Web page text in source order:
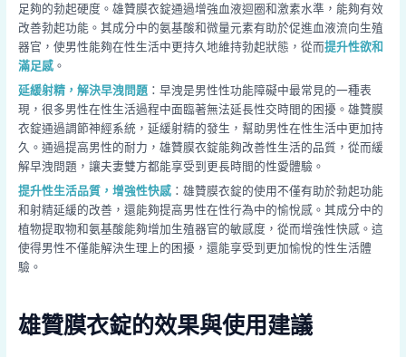
足夠的勃起硬度。雄贊膜衣錠通過增強血液迴圈和激素水準，能夠有效
改善勃起功能。其成分中的氨基酸和微量元素有助於促進血液流向生殖
器官，使男性能夠在性生活中更持久地維持勃起狀態，從而提升性欲和
滿足感。
延緩射精，解決早洩問題：早洩是男性性功能障礙中最常見的一種表
現，很多男性在性生活過程中面臨著無法延長性交時間的困擾。雄贊膜
衣錠通過調節神經系統，延緩射精的發生，幫助男性在性生活中更加持
久。通過提高男性的耐力，雄贊膜衣錠能夠改善性生活的品質，從而緩
解早洩問題，讓夫妻雙方都能享受到更長時間的性愛體驗。
提升性生活品質，增強性快感：雄贊膜衣錠的使用不僅有助於勃起功能
和射精延緩的改善，還能夠提高男性在性行為中的愉悅感。其成分中的
植物提取物和氨基酸能夠增加生殖器官的敏感度，從而增強性快感。這
使得男性不僅能解決生理上的困擾，還能享受到更加愉悅的性生活體
驗。
雄贊膜衣錠的效果與使用建議